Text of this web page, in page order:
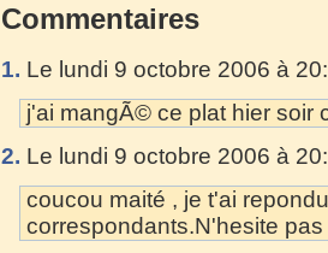
Commentaires
1. Le lundi 9 octobre 2006 à
j'ai mangÃ© ce plat hier soir
2. Le lundi 9 octobre 2006 à
coucou maité , je t'ai
correspondants.N'hesite